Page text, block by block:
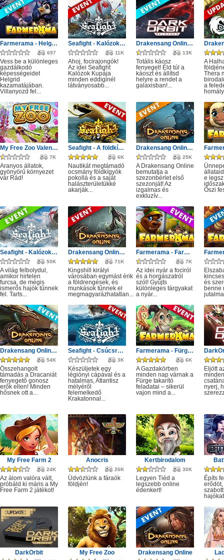
Farmerama - Helgrid utazása
697
Vess be a különleges
gazdálkodó
képességeidet
Helgrid
kazamatájában.
Villanyozd fel...
Seafight - Kalózok Kupája: Óceán bajnokai
11K
Ahoj, focirajongók!
Az idei Seafight
Kalózok Kupája
minden eddiginél
látványosabb...
Drakensang Online - Protegit zűrzavar
13K
Totális káosz
fenyeget! Éld túl a
káoszt és állítsd
helyre a rendet a
galaxisban!...
A
Thera
a
My Free Zoo Valentin nap
7K
Aranyos állatok,
gyönyörű környezet
vár Rád!
Seafight - A földkígyó éve
6K
Nautikát megtámadó
ocsmány földkígyók
pokollá és a saját
halászterületükké
akarják...
Drakensang Online - Első szezon
25K
A Drakensang Online
bemutatja a
szezonbérlet első
szezonját! Az
izgalmas és
exkluzív...
e
Őszi
Seafight - Kalózok Kupájának hagyatéka
50K
A világ felbolydul,
amikor hirtelen
furcsa, de mégis
ismerős hajók tűnnek
fel. Tarts...
Drakensang Online - Kingshill férges csatornái
71K
Kingshill királyi
városában egymást érik
a földrengések, és
munkások tűnnek el
megmagyarázhatatlan...
Farmerama - Farmkupa
7K
Az idei nyár a fociról
és a horgászatról
szól! Gyűjts
különleges tárgyakat
a nyár...
és
benne
Drakensang Online - Monster Hunt event
54K
Összehangolt
támadás a Dracaniát
fenyegető gonosz
erők ellen! Minden
hősnek ott a...
Seafight - Csúcsragadozók: Fogak és csápok
3K
Készüljetek egy
légiónyi cápával és a
hatalmas, Atlantisz
mélyéről
felemelkedő
Krakatonnal...
Farmerama - Fürge takarító
6K
A Gazdakörben
minden nap várnak a
Fürge takarító
feladatai – sikerül
vajon mind a...
Eljött
nyerj,
My Free Farm 2
24K
Az álom valóra vált,
próbáld ki máris a My
Free Farm 2 játékot!
Anocris
26K
Üdvözlünk a fáraók
földjén!
Kertbirodalom
30K
Legyen Tiéd a
legszebb online
édenkert!
Építs
DarkOrbit My Free Zoo Drakensang Online